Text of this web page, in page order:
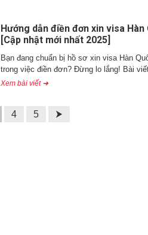
Hướng dẫn điền đơn xin visa
[Cập nhật mới nhất 2025]
Bạn đang chuẩn bị hồ sơ xin visa Hàn
trong việc điền đơn? Đừng lo lắng! Bài
Xem bài viết ➜
4 5 ⮞